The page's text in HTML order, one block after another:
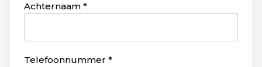
Achternaam
Telefoonnummer